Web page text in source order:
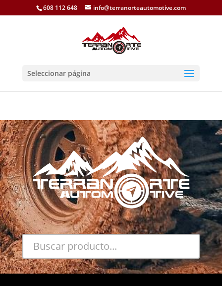
608 112 648 info@terranorteautomotive.com
Seleccionar página